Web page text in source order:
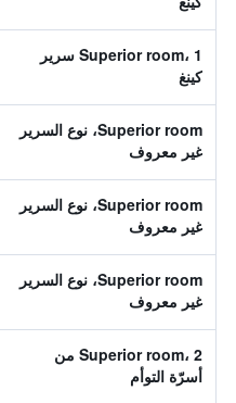
Superior room، 1 سرير
كينغ
Superior room، نوع السرير
غير معروف
Superior room، نوع السرير
غير معروف
Superior room، نوع السرير
غير معروف
Superior room، 2 من
أسرّة التوأم